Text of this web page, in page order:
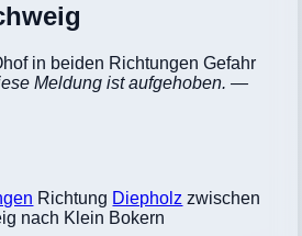
in beiden Richtungen Gefahr
Meldung ist aufgehoben. —
Richtung Diepholz zwischen
nach Klein Bokern